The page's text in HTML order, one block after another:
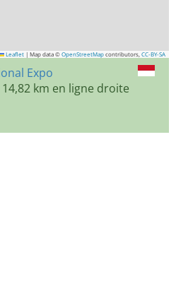
Leaflet | Map data © OpenStreetMap contributors, CC-BY-SA
Expo
km en ligne droite